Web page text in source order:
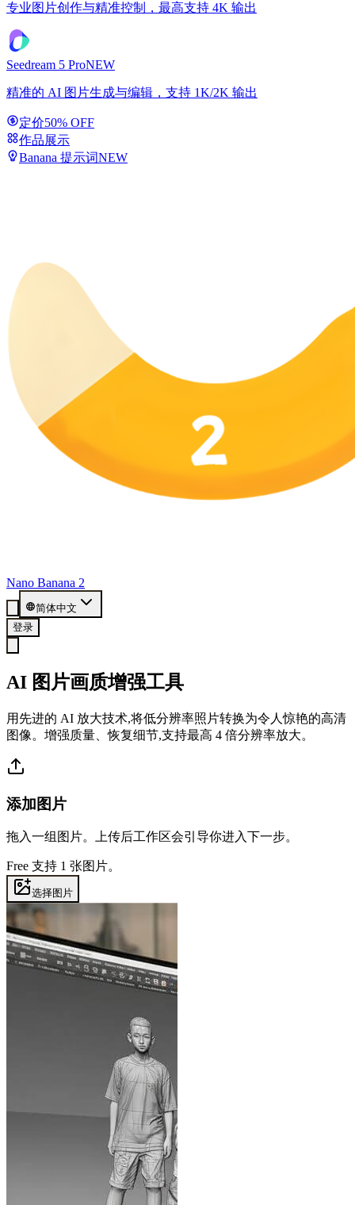
专业图片创作与精准控制，最高支持 4K 输出
Seedream 5 ProNEW
精准的 AI 图片生成与编辑，支持 1K/2K 输出
定价50% OFF
作品展示
Banana 提示词NEW
Nano Banana 2
简体中文
登录
AI 图片画质增强工具
用先进的 AI 放大技术,将低分辨率照片转换为令人惊艳的高清
图像。增强质量、恢复细节,支持最高 4 倍分辨率放大。
添加图片
拖入一组图片。上传后工作区会引导你进入下一步。
Free 支持 1 张图片。
选择图片